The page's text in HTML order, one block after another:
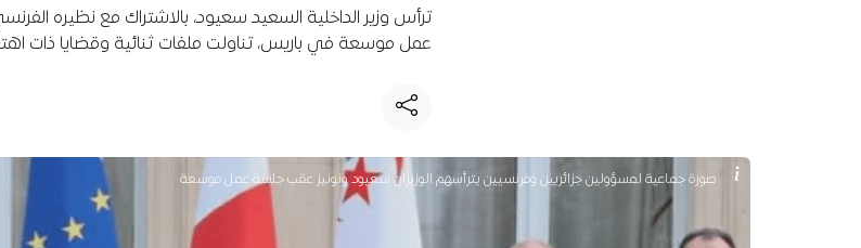
ترأس وزير الداخلية السعيد سعيود، بالاشتراك مع نظيره
عمل موسعة في باريس، تناولت ملفات ثنائية وقضايا ذات
صورة جماعية لمسؤولين جزائريين وفرنسيين يترأسهم الوزيران سعيود ونونيز عقب جلسة عمل موسعة